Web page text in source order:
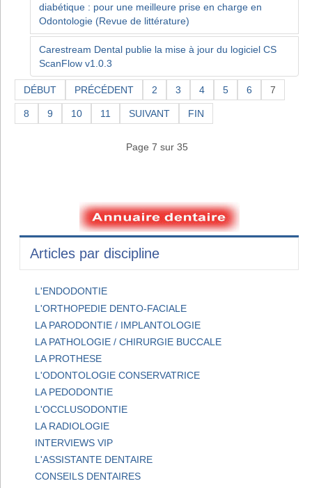
diabétique : pour une meilleure prise en charge en
Odontologie (Revue de littérature)
Carestream Dental publie la mise à jour du logiciel CS
ScanFlow v1.0.3
DÉBUT PRÉCÉDENT 2 3 4 5 6 7
8 9 10 11 SUIVANT FIN
Page 7 sur 35
Articles par discipline
L'ENDODONTIE
L'ORTHOPEDIE DENTO-FACIALE
LA PARODONTIE / IMPLANTOLOGIE
LA PATHOLOGIE / CHIRURGIE BUCCALE
LA PROTHESE
L'ODONTOLOGIE CONSERVATRICE
LA PEDODONTIE
L'OCCLUSODONTIE
LA RADIOLOGIE
INTERVIEWS VIP
L'ASSISTANTE DENTAIRE
CONSEILS DENTAIRES